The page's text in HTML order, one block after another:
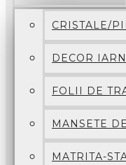
CRISTALE/
DECOR
FOLII DE
MANSETE
MATRITA-